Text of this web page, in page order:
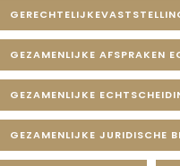
GEZAMENLIJKE AFSPRAKEN
GEZAMENLIJKE
GEZAMENLIJKE JURIDISCHE